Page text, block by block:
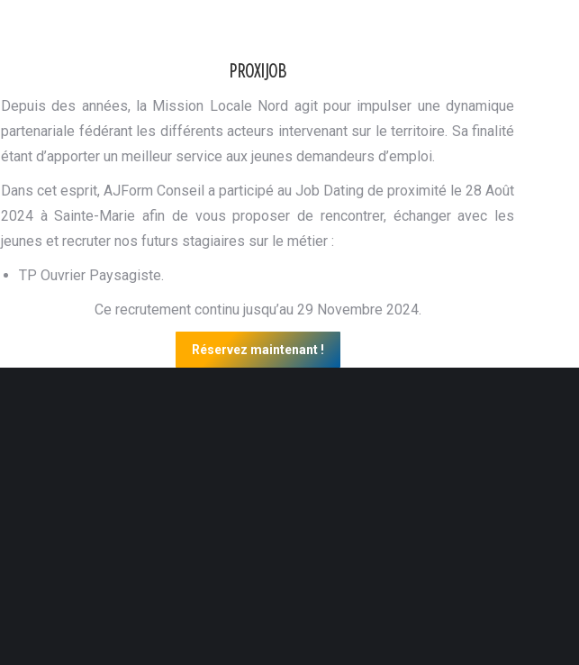
PROXIJOB
Depuis des années, la Mission Locale Nord agit pour impulser une dynamique
partenariale fédérant les différents acteurs intervenant sur le territoire. Sa finalité
étant d’apporter un meilleur service aux jeunes demandeurs d’emploi.
Dans cet esprit, AJForm Conseil a participé au Job Dating de proximité le 28 Août
2024 à Sainte-Marie afin de vous proposer de rencontrer, échanger avec les
jeunes et recruter nos futurs stagiaires sur le métier :
TP Ouvrier Paysagiste.
Ce recrutement continu jusqu’au 29 Novembre 2024.
Réservez maintenant !